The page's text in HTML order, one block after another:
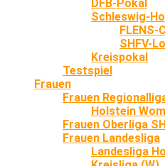
DFB-Pokal
Schleswig-
FLENS-
SHFV-
Kreispokal
Testspiel
Frauen
Frauen
Holstein
Frauen Oberliga
Frauen Landesliga
Landesliga